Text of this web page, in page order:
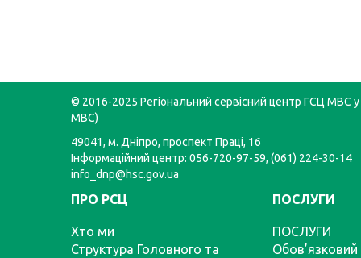
© 2016-2025 Регіональний сервісний центр ГСЦ МВС у
МВС)
49041, м. Дніпро, проспект Праці, 16
Інформаційний центр: 056-720-97-59, (061) 224-30-14
info_dnp@hsc.gov.ua
ПРО РСЦ
Хто ми
Структура Головного та
ПОСЛУГИ
ПОСЛУГИ
Обов’язковий